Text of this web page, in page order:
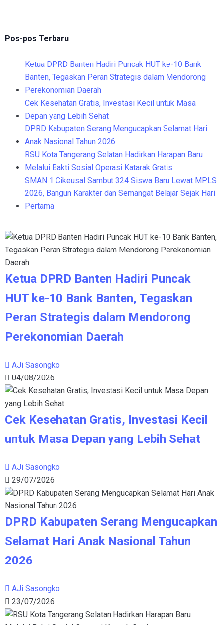
Pos-pos Terbaru
Ketua DPRD Banten Hadiri Puncak HUT ke-10 Bank
Banten, Tegaskan Peran Strategis dalam Mendorong
Perekonomian Daerah
Cek Kesehatan Gratis, Investasi Kecil untuk Masa
Depan yang Lebih Sehat
DPRD Kabupaten Serang Mengucapkan Selamat Hari
Anak Nasional Tahun 2026
RSU Kota Tangerang Selatan Hadirkan Harapan Baru
Melalui Bakti Sosial Operasi Katarak Gratis
SMAN 1 Cikeusal Sambut 324 Siswa Baru Lewat MPLS
2026, Bangun Karakter dan Semangat Belajar Sejak Hari
Pertama
Ketua DPRD Banten Hadiri Puncak
HUT ke-10 Bank Banten, Tegaskan
Peran Strategis dalam Mendorong
Perekonomian Daerah
AJi Sasongko
04/08/2026
Cek Kesehatan Gratis, Investasi Kecil
untuk Masa Depan yang Lebih Sehat
AJi Sasongko
29/07/2026
DPRD Kabupaten Serang Mengucapkan
Selamat Hari Anak Nasional Tahun
2026
AJi Sasongko
23/07/2026